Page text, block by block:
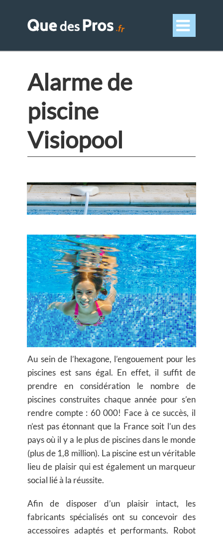

Alarme de
piscine
Visiopool
Au sein de l’hexagone, l’engouement pour les
piscines est sans égal. En effet, il suffit de
prendre en considération le nombre de
piscines construites chaque année pour s’en
rendre compte : 60 000! Face à ce succès, il
n’est pas étonnant que la France soit l’un des
pays où il y a le plus de piscines dans le monde
(plus de 1,8 million). La piscine est un véritable
lieu de plaisir qui est également un marqueur
social lié à la réussite.
Afin de disposer d’un plaisir intact, les
fabricants spécialisés ont su concevoir des
accessoires adaptés et performants. Robot